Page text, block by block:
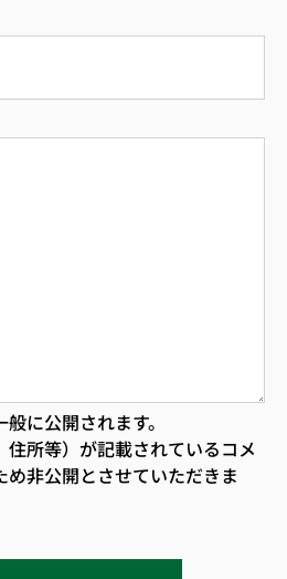
に公開されます。
所等）が記載されているコメ
め非公開とさせていただきま